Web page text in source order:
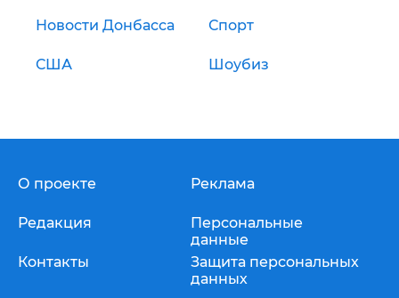
Новости Донбасса Спорт
США Шоубиз
О проекте
Редакция
Контакты
Реклама
Персональные
данные
Защита персональных
данных